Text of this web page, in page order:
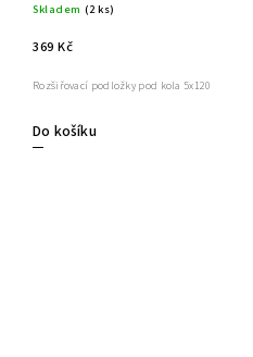
Skladem (2 ks)
369 Kč
Do košíku
Rozšiřovací podložky pod kola 5x120